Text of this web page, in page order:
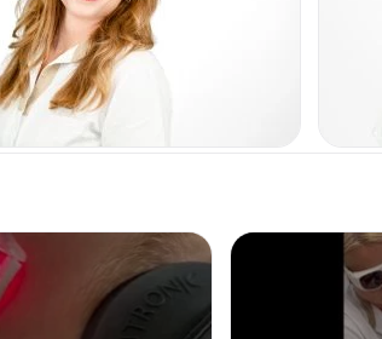
Vlasová mezoterapie